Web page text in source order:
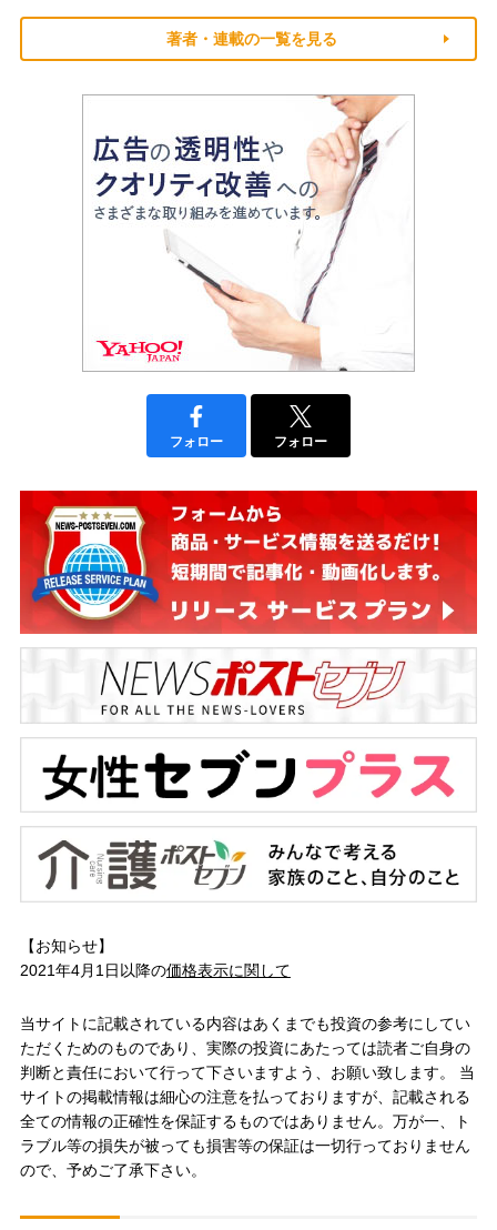
著者・連載の一覧を見る
フォロー フォロー
【お知らせ】
2021年4月1日以降の価格表示に関して
当サイトに記載されている内容はあくまでも投資の参考にしてい
ただくためのものであり、実際の投資にあたっては読者ご自身の
判断と責任において行って下さいますよう、お願い致します。 当
サイトの掲載情報は細心の注意を払っておりますが、記載される
全ての情報の正確性を保証するものではありません。万が一、ト
ラブル等の損失が被っても損害等の保証は一切行っておりません
ので、予めご了承下さい。